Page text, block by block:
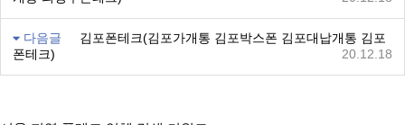
다음글
김포폰테크(김포가개통 김포박스폰 김포대납개통 김포
폰테크)
20.12.18